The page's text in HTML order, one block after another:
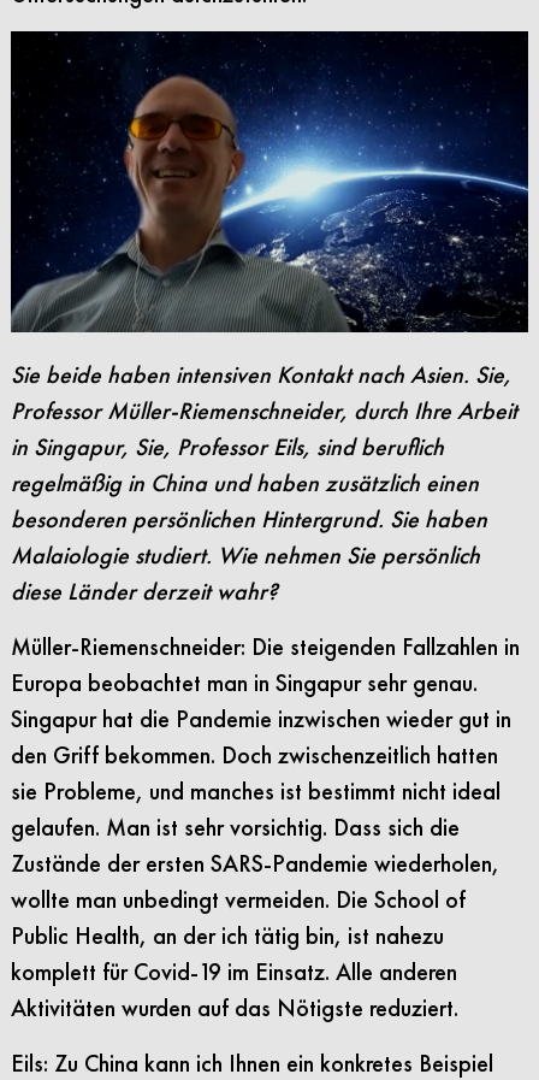
Sie beide haben intensiven Kontakt nach Asien. Sie,
Professor Müller-Riemenschneider, durch Ihre Arbeit
in Singapur, Sie, Professor Eils, sind beruflich
regelmäßig in China und haben zusätzlich einen
besonderen persönlichen Hintergrund. Sie haben
Malaiologie studiert. Wie nehmen Sie persönlich
diese Länder derzeit wahr?
Müller-Riemenschneider: Die steigenden Fallzahlen in
Europa beobachtet man in Singapur sehr genau.
Singapur hat die Pandemie inzwischen wieder gut in
den Griff bekommen. Doch zwischenzeitlich hatten
sie Probleme, und manches ist bestimmt nicht ideal
gelaufen. Man ist sehr vorsichtig. Dass sich die
Zustände der ersten SARS-Pandemie wiederholen,
wollte man unbedingt vermeiden. Die School of
Public Health, an der ich tätig bin, ist nahezu
komplett für Covid-19 im Einsatz. Alle anderen
Aktivitäten wurden auf das Nötigste reduziert.
Eils: Zu China kann ich Ihnen ein konkretes Beispiel